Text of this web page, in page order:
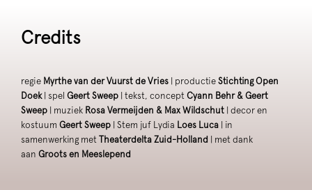
Credits
regie Myrthe van der Vuurst de Vries | productie Stichting Open
Doek | spel Geert Sweep | tekst, concept Cyann Behr & Geert
Sweep
| muziek Rosa Vermeijden & Max Wildschut | decor en
kostuum Geert Sweep | Stem juf Lydia Loes Luca
| in
samenwerking met Theaterdelta Zuid-Holland
| met dank
aan Groots en Meeslepend